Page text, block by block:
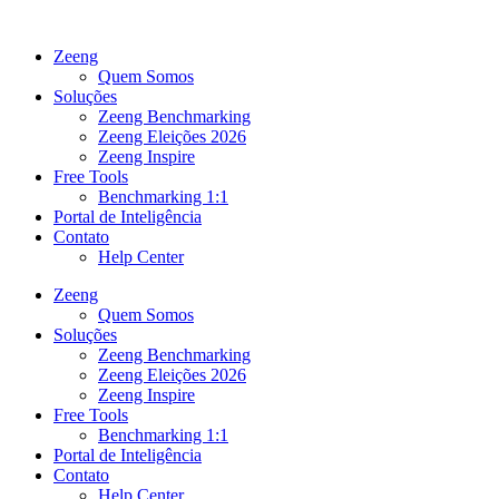
Zeeng
Quem Somos
Soluções
Zeeng Benchmarking
Zeeng Eleições 2026
Zeeng Inspire
Free Tools
Benchmarking 1:1
Portal de Inteligência
Contato
Help Center
Zeeng
Quem Somos
Soluções
Zeeng Benchmarking
Zeeng Eleições 2026
Zeeng Inspire
Free Tools
Benchmarking 1:1
Portal de Inteligência
Contato
Help Center